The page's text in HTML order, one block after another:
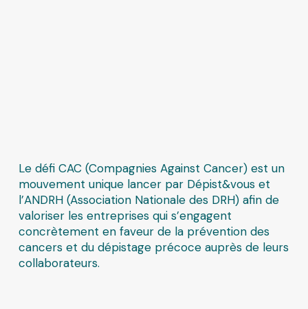
Le défi CAC (Compagnies Against Cancer) est un
mouvement unique lancer par Dépist&vouset
l’ANDRH(Association Nationale des DRH) afin de
valoriser les entreprises qui s’engagent
concrètement en faveur de la prévention des
cancers et du dépistage précoce auprès de leurs
collaborateurs.